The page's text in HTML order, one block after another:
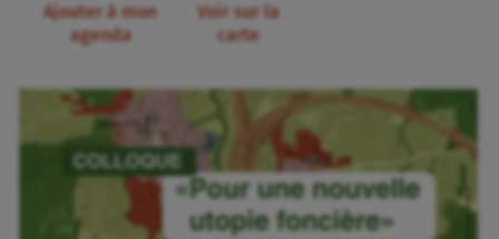
Ajouter à mon
agenda
Voir sur la
carte